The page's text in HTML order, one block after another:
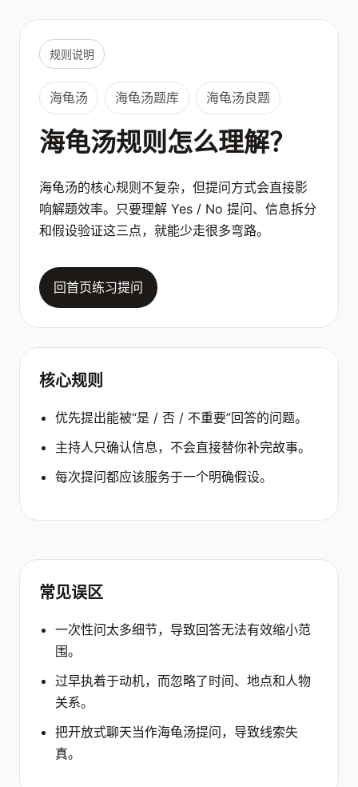
规则说明
海龟汤 海龟汤题库 海龟汤良题
海龟汤规则怎么理解？
海龟汤的核心规则不复杂，但提问方式会直接影
响解题效率。只要理解 Yes / No 提问、信息拆分
和假设验证这三点，就能少走很多弯路。
回首页练习提问
核心规则
优先提出能被“是 / 否 / 不重要”回答的问题。
主持人只确认信息，不会直接替你补完故事。
每次提问都应该服务于一个明确假设。
常见误区
一次性问太多细节，导致回答无法有效缩小范
围。
过早执着于动机，而忽略了时间、地点和人物
关系。
把开放式聊天当作海龟汤提问，导致线索失
真。